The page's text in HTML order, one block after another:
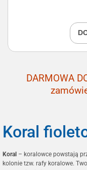
DARMOWA
Koral
Koral – koralowce powstają
kolonie tzw. rafy koralowe.